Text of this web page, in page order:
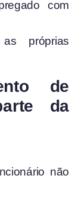
com
próprias
de
da
não